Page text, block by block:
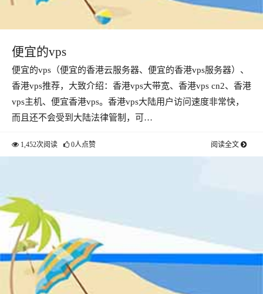
便宜的vps
便宜的vps（便宜的香港云服务器、便宜的香港vps服务器）、
香港vps推荐，大致介绍：香港vps大带宽、香港vps cn2、香港
vps主机、便宜香港vps。香港vps大陆用户访问速度非常快，
而且还不会受到大陆法律管制，可…
1,452次阅读 0人点赞 阅读全文